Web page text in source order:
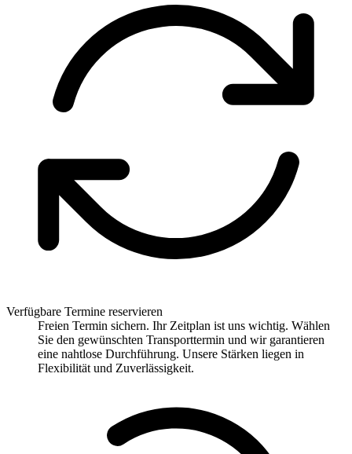
Verfügbare Termine reservieren
Freien Termin sichern. Ihr Zeitplan ist uns wichtig. Wählen
Sie den gewünschten Transporttermin und wir garantieren
eine nahtlose Durchführung. Unsere Stärken liegen in
Flexibilität und Zuverlässigkeit.